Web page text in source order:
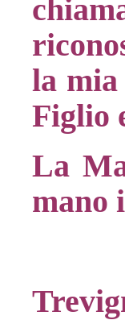
la mia
Figlio
La
mano